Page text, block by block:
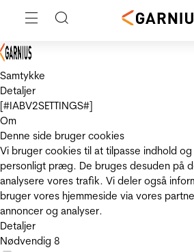
Samtykke
Detaljer
[#IABV2SETTINGS#]
Om
Denne side bruger cookies
Vi bruger cookies til at tilpasse indhold
personligt præg. De bruges desuden på
analysere vores trafik. Vi deler også
bruger vores hjemmeside via vores
annoncer og analyser.
Detaljer
Nødvendig 8